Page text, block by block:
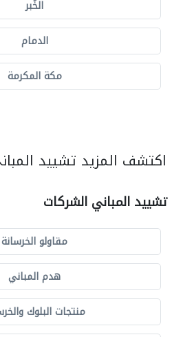
الخُبر
الدمام
مكة المكرمة
اكتشف المزيد تشييد
تشييد المباني الشركات
مقاولو الخرسانة
هدم المباني
منتجات البلوك